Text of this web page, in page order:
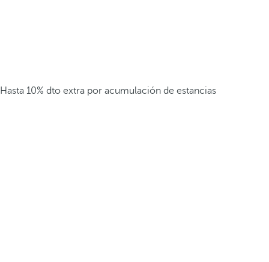
Hasta 10% dto extra por acumulación de estancias